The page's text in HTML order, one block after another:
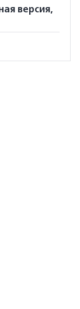
версия,